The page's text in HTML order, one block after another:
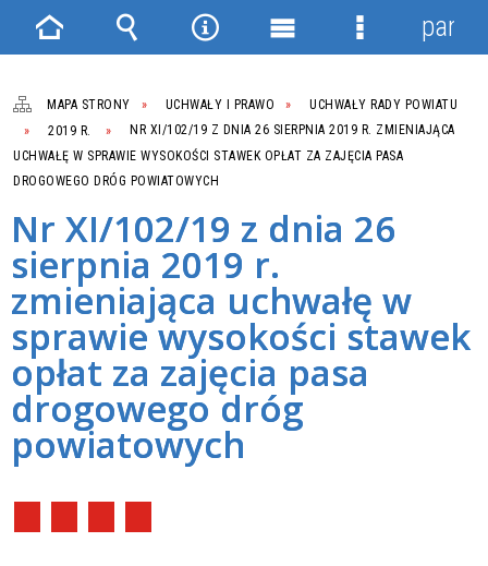
MAPA STRONY UCHWAŁY I PRAWO
UCHWAŁY RADY POWIATU
2019 R.
NR XI/102/19 Z DNIA 26 SIERPNIA 2019 R. ZMIENIAJĄCA
UCHWAŁĘ W SPRAWIE WYSOKOŚCI STAWEK OPŁAT ZA ZAJĘCIA PASA
DROGOWEGO DRÓG POWIATOWYCH
Nr XI/102/19 z dnia 26
sierpnia 2019 r.
zmieniająca uchwałę w
sprawie wysokości stawek
opłat za zajęcia pasa
drogowego dróg
powiatowych
Strona
główna
Wyszukiwarka
NarzędziaMenu
główne
Menu
szczegółowe
panel